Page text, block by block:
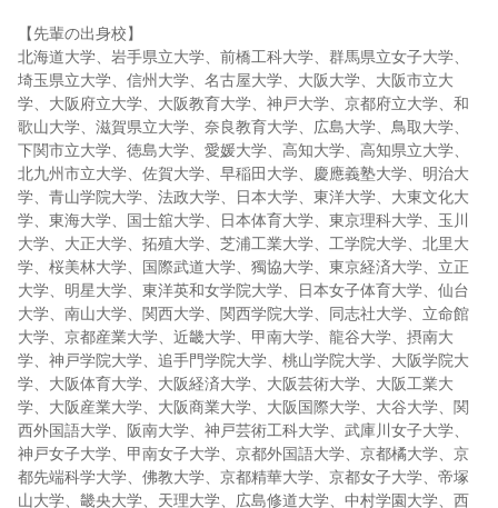
【先輩の出身校】
北海道大学、岩手県立大学、前橋工科大学、群馬県立女子大学、
埼玉県立大学、信州大学、名古屋大学、大阪大学、大阪市立大
学、大阪府立大学、大阪教育大学、神戸大学、京都府立大学、和
歌山大学、滋賀県立大学、奈良教育大学、広島大学、鳥取大学、
下関市立大学、徳島大学、愛媛大学、高知大学、高知県立大学、
北九州市立大学、佐賀大学、早稲田大学、慶應義塾大学、明治大
学、青山学院大学、法政大学、日本大学、東洋大学、大東文化大
学、東海大学、国士舘大学、日本体育大学、東京理科大学、玉川
大学、大正大学、拓殖大学、芝浦工業大学、工学院大学、北里大
学、桜美林大学、国際武道大学、獨協大学、東京経済大学、立正
大学、明星大学、東洋英和女学院大学、日本女子体育大学、仙台
大学、南山大学、関西大学、関西学院大学、同志社大学、立命館
大学、京都産業大学、近畿大学、甲南大学、龍谷大学、摂南大
学、神戸学院大学、追手門学院大学、桃山学院大学、大阪学院大
学、大阪体育大学、大阪経済大学、大阪芸術大学、大阪工業大
学、大阪産業大学、大阪商業大学、大阪国際大学、大谷大学、関
西外国語大学、阪南大学、神戸芸術工科大学、武庫川女子大学、
神戸女子大学、甲南女子大学、京都外国語大学、京都橘大学、京
都先端科学大学、佛教大学、京都精華大学、京都女子大学、帝塚
山大学、畿央大学、天理大学、広島修道大学、中村学園大学、西